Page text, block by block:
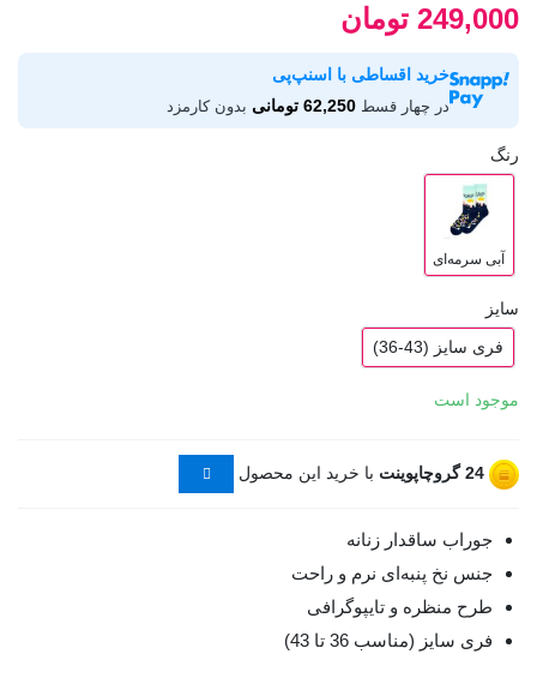
249,000 تومان
خرید اقساطی با اسنپ‌پی
در چهار قسط 62,250 تومانی بدون کارمزد
رنگ
آبی سرمه‌ای
سایز
فری سایز (43-36)
موجود است
24گروچاپوینت با خرید این محصول
جوراب ساقدار زنانه
جنس نخ پنبه‌ای نرم و راحت
طرح منظره و تایپوگرافی
فری سایز (مناسب 36 تا 43)